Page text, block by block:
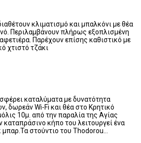
κλιματισμό και μπαλκόνι με θέα
Περιλαμβάνουν πλήρως εξοπλισμένη
Παρέχουν επίσης καθιστικό με
χτιστό τζάκι
καταλύματα με δυνατότητα
δωρεάν Wi-Fi και θέα στο Κρητικό
10μ. από την παραλία της Αγίας
καταπράσινο κήπο του λειτουργεί ένα
μπαρ.Τα στούντιο του Thodorou…